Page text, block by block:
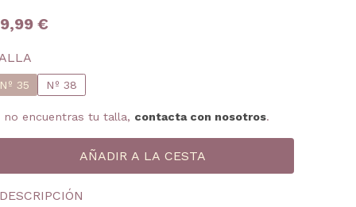
€
Nº 35 Nº 38
no encuentras tu talla, contacta con nosotros.
DESCRIPCIÓN